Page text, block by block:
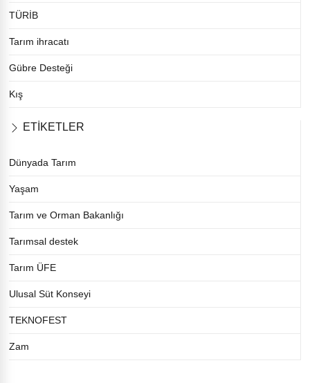
TÜRİB
Tarım ihracatı
Gübre Desteği
Kış
ETİKETLER
Dünyada Tarım
Yaşam
Tarım ve Orman Bakanlığı
Tarımsal destek
Tarım ÜFE
Ulusal Süt Konseyi
TEKNOFEST
Zam